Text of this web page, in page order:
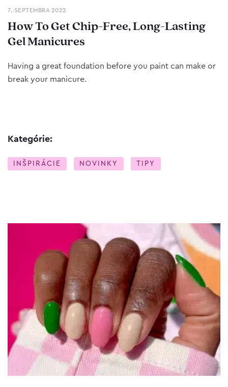
7. SEPTEMBRA 2022
How To Get Chip-Free, Long-Lasting
Gel Manicures
Having a great foundation before you paint can make or
break your manicure.
Kategórie:
INŠPIRÁCIE NOVINKY TIPY